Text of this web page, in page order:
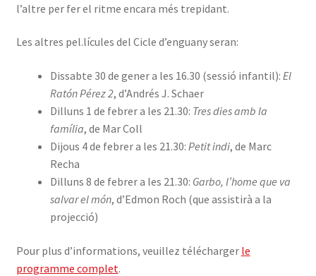
l’altre per fer el ritme encara més trepidant.
Les altres pel.lícules del Cicle d’enguany seran:
Dissabte 30 de gener a les 16.30 (sessió infantil): El
Ratón Pérez 2, d’Andrés J. Schaer
Dilluns 1 de febrer a les 21.30: Tres dies amb la
família, de Mar Coll
Dijous 4 de febrer a les 21.30: Petit indi, de Marc
Recha
Dilluns 8 de febrer a les 21.30: Garbo, l’home que va
salvar el món, d’Edmon Roch (que assistirà a la
projecció)
Pour plus d’informations, veuillez télécharger le
programme complet.